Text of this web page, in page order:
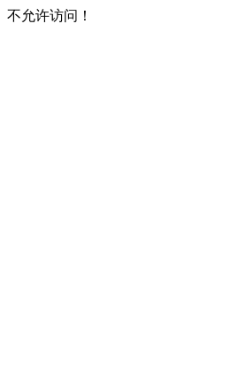
不允许访问！